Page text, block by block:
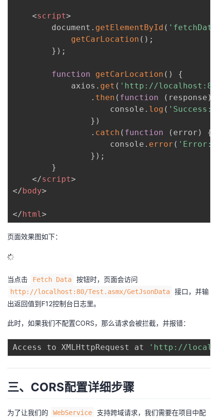
<script>
        document
. getElementById (
getCarLocation ( ) ;
} ) ;
function getCarLocation ( )
{
            axios
. get ( 'http://localhost:80/
. then ( function ( response )
                    console
. log ( 'Success:'
} )
. catch ( function ( error )
{
                    console
. error ( 'Error:'
} ) ;
}
</script>
</ body>
</ html>
页面效果图如下：
当点击 Fetch Data 按钮时，页面会访问
http://localhost:80/Test.asmx/GetJsonData
接口，并输
出返回值到F12控制台日志里。
此时，如果我们不配置CORS，那么请求会被拦截，并报错：
Access to XMLHttpRequest at 'http://
三、CORS配置详细步骤
为了让我们的 WebService
支持跨域请求，我们需要在项目中配